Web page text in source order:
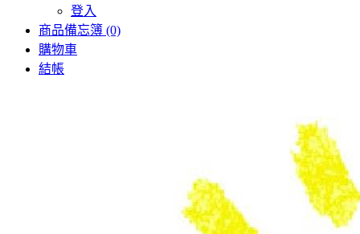
登入
商品備忘簿 (0)
購物車
結帳